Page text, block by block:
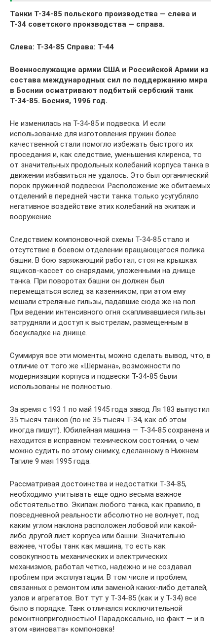
Танки Т-34-85 польского производства — слева и
Т-34 советского производства — справа.
Слева: Т-34-85 Справа: Т-44
Военнослужащие армии США и Российской Армии из
состава международных сил по поддержанию мира
в Боснии осматривают подбитый сербский танк
Т-34-85. Босния, 1996 год.
Не изменилась на Т-34-85 и подвеска. И если
использование для изготовления пружин более
качественной стали помогло избежать быстрого их
проседания и, как следствие, уменьшения клиренса, то
от значительных продольных колебаний корпуса танка в
движении избавиться не удалось. Это был органический
порок пружинной подвески. Расположение же обитаемых
отделений в передней части танка только усугубляло
негативное воздействие этих колебаний на экипаж и
вооружение.
Следствием компоновочной схемы Т-34-85 стало и
отсутствие в боевом отделении вращающегося полика
башни. В бою заряжающий работал, стоя на крышках
ящиков-кассет со снарядами, уложенными на днище
танка. При поворотах башни он должен был
перемещаться вслед за казенником, при этом ему
мешали стреляные гильзы, падавшие сюда же на пол.
При ведении интенсивного огня скапливавшиеся гильзы
затрудняли и доступ к выстрелам, размещенным в
боеукладке на днище.
Суммируя все эти моменты, можно сделать вывод, что, в
отличие от того же «Шермана», возможности по
модернизации корпуса и подвески Т-34-85 были
использованы не полностью.
За время с 193 1 по май 1945 года завод Ля 183 выпустил
35 тысяч танков (по не 35 тысяч Т-34, как об этом
иногда пишут). Юбилейная машина — Т-34-85 сохранена и
находится в исправном техническом состоянии, о чем
можно судить по этому снимку, сделанному в Нижнем
Тагиле 9 мая 1995 года.
Рассматривая достоинства и недостатки Т-34-85,
необходимо учитывать еще одно весьма важное
обстоятельство. Экипаж любого танка, как правило, в
повседневной реальности абсолютно не волнует, под
каким углом наклона расположен лобовой или какой-
либо другой лист корпуса или башни. Значительно
важнее, чтобы танк как машина, то есть как
совокупность механических и электрических
механизмов, работал четко, надежно и не создавал
проблем при эксплуатации. В том числе и проблем,
связанных с ремонтом или заменой каких-либо деталей,
узлов и агрегатов. Вот тут у Т-34-85 (как и у Т-34) все
было в порядке. Танк отличался исключительной
ремонтнопригодностью! Парадоксально, но факт — и в
этом «виновата» компоновка!